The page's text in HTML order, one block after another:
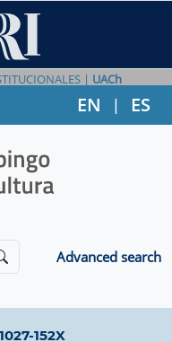
| UACh
EN | ES
Advanced search
152X